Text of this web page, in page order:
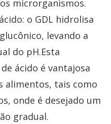
microrganismos.
o GDL hidrolisa
levando a
do pH.Esta
ácido é vantajosa
alimentos, tais como
onde é desejado um
gradual.